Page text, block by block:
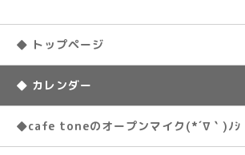
◆ トップページ
◆ カレンダー
◆cafe toneのオープンマイク(*´∇｀)ﾉ